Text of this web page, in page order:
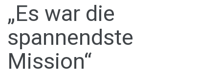
„Es war die
spannendste
Mission“